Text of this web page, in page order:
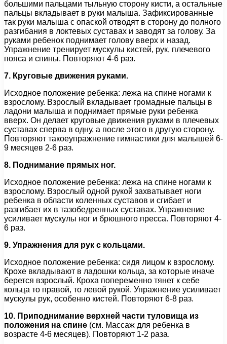
большими пальцами тыльную сторону кисти, а остальные
пальцы вкладывает в руки малыша. Зафиксированные
так руки малыша с опаской отводят в сторону до полного
разгибания в локтевых суставах и заводят за голову. За
руками ребенок поднимает голову вверх и назад.
Упражнение тренирует мускулы кистей, рук, плечевого
пояса и спины. Повторяют 4-6 раз.
7. Круговые движения руками.
Исходное положение ребенка: лежа на спине ногами к
взрослому. Взрослый вкладывает громадные пальцы в
ладони малыша и поднимает прямые руки ребенка
вверх. Он делает круговые движения руками в плечевых
суставах сперва в одну, а после этого в другую сторону.
Повторяют такоеупражнение гимнастики для малышей 6-
9 месяцев 2-6 раз.
8. Поднимание прямых ног.
Исходное положение ребенка: лежа на спине ногами к
взрослому. Взрослый одной рукой захватывает ноги
ребенка в области коленных суставов и сгибает и
разгибает их в тазобедренных суставах. Упражнение
усиливает мускулы ног и брюшного пресса. Повторяют 4-
6 раз.
9. Упражнения для рук с кольцами.
Исходное положение ребенка: сидя лицом к взрослому.
Крохе вкладывают в ладошки кольца, за которые иначе
берется взрослый. Кроха попеременно тянет к себе
кольца то правой, то левой рукой. Упражнение усиливает
мускулы рук, особенно кистей. Повторяют 6-8 раз.
10. Приподнимание верхней части туловища из
положения на спине (см. Массаж для ребенка в
возрасте 4-6 месяцев). Повторяют 1-2 раза.